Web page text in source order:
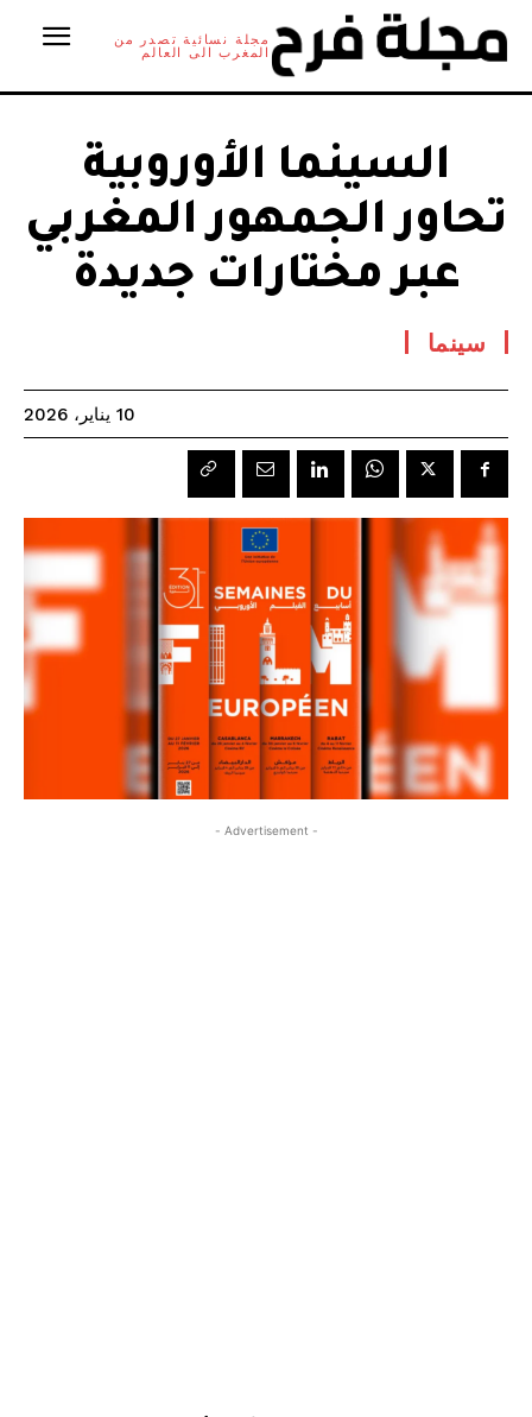
مجلة نسائية تصدر من
المغرب الى العالم
السينما الأوروبية
تحاور الجمهور المغربي
عبر مختارات جديدة
سينما
10 يناير، 2026
- Advertisement -